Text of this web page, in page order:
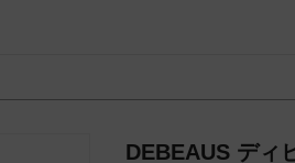
DEBEAUS ディ